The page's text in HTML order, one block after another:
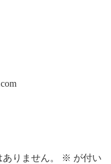
りません。 ※ が付い